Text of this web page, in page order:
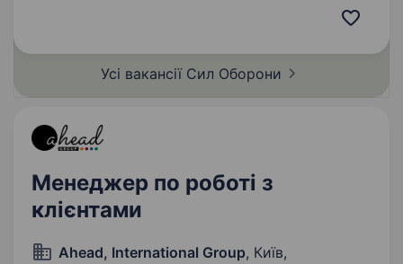
Усі вакансії Сил Оборони
Менеджер по роботі з
клієнтами
Ahead, International Group, Київ,